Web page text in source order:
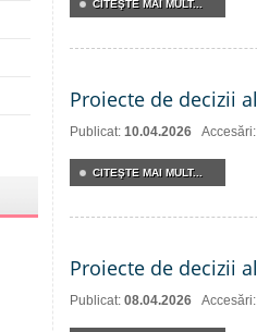
CITEŞTE MAI MULT...
Proiecte de decizii
Publicat: 10.04.2026
CITEŞTE MAI MULT...
Proiecte de decizii
Publicat: 08.04.2026